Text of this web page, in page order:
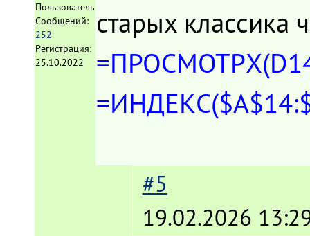
Пользователь
Сообщений:
252
Регистрация:
25.10.2022
старых классика
#5
19.02.2026